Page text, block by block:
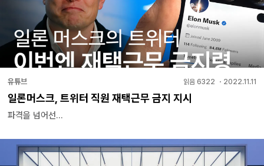
유튜브 읽음 6322 ・ 2022.11.11
일론머스크, 트위터 직원 재택근무 금지 지시
파격을 넘어선...